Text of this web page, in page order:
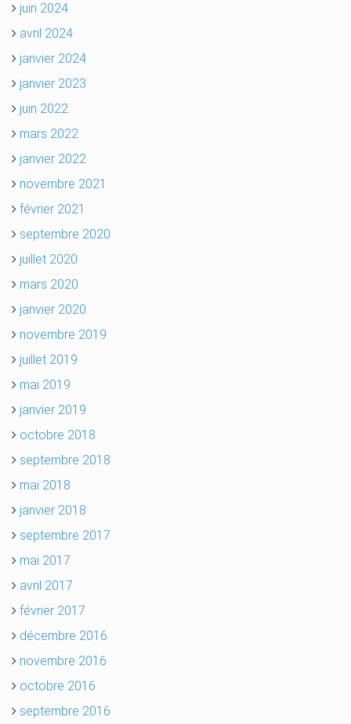
juin 2024
avril 2024
janvier 2024
janvier 2023
juin 2022
mars 2022
janvier 2022
novembre 2021
février 2021
septembre 2020
juillet 2020
mars 2020
janvier 2020
novembre 2019
juillet 2019
mai 2019
janvier 2019
octobre 2018
septembre 2018
mai 2018
janvier 2018
septembre 2017
mai 2017
avril 2017
février 2017
décembre 2016
novembre 2016
octobre 2016
septembre 2016